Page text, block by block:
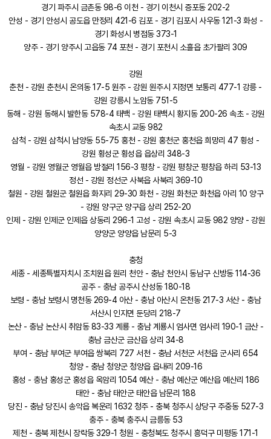
경기 파주시 금촌동 98-6 이천 - 경기 이천시 증포동 202-2
안성 - 경기 안성시 공도읍 만정리 421-6 김포 - 경기 김포시 사우동 121-3 화성 -
경기 화성시 병점동 373-1
양주 - 경기 양주시 고읍동 74 포천 - 경기 포천시 소흘읍 초가팔리 309
강원
춘천 - 강원 춘천시 온의동 17-5 원주 - 강원 원주시 지정면 보통리 477-1 강릉 -
강원 강릉시 노암동 751-5
동해 - 강원 동해시 발한동 578-4 태백 - 강원 태백시 황지동 200-26 속초 - 강원
속초시 교동 982
삼척 - 강원 삼척시 남양동 55-75 홍천 - 강원 홍천군 홍천읍 희망리 47 횡성 -
강원 횡성군 횡성읍 읍상리 348-3
영월 - 강원 영월군 영월읍 방절리 156-3 평창 - 강원 평창군 평창읍 하리 53-13
정선 - 강원 정선군 사북읍 사북리 369-10
철원 - 강원 철원군 철원읍 화지리 29-30 화천 - 강원 화천군 화천읍 아리 10 양구
- 강원 양구군 양구읍 상리 252-20
인제 - 강원 인제군 인제읍 상동리 296-1 고성 - 강원 속초시 교동 982 양양 - 강원
양양군 양양읍 남문리 5-3
충청
세종 - 세종특별자치시 조치원읍 원리 천안 - 충남 천안시 동남구 신방동 114-36
공주 - 충남 공주시 산성동 180-18
보령 - 충남 보령시 명천동 269-4 아산 - 충남 아산시 온천동 217-3 서산 - 충남
서산시 인지면 둔당리 218-7
논산 - 충남 논산시 취암동 83-33 계룡 - 충남 계룡시 엄사면 엄사리 190-1 금산 -
충남 금산군 금산읍 상리 34-8
부여 - 충남 부여군 부여읍 쌍북리 727 서천 - 충남 서천군 서천읍 군사리 654
청양 - 충남 청양군 청양읍 읍내리 209-16
홍성 - 충남 홍성군 홍성읍 옥암리 1054 예산 - 충남 예산군 예산읍 예산리 186
태안 - 충남 태안군 태안읍 남문리 188
당진 - 충남 당진시 송악읍 복운리 1632 청주 - 충북 청주시 상당구 주중동 527-3
충주 - 충북 충주시 금릉동 53
제천 - 충북 제천시 장락동 329-1 청원 - 충청북도 청주시 흥덕구 미평동 171-1